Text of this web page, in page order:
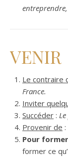
VENIR
Le contraire
France.
Inviter
Succéder :
Provenir de :
Pour
former ce